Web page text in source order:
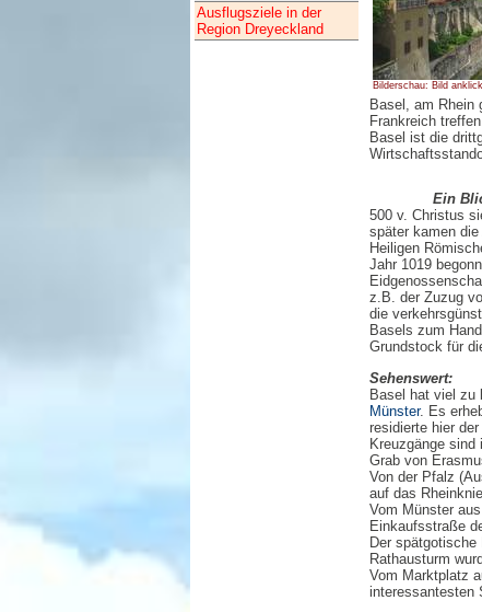
Ausflugsziele in der
Region Dreyeckland
Bilderschau: Bild
Basel, am Rhein
Frankreich treffen.
Basel ist die
Ein
500 v. Christus
später kamen
Heiligen
Jahr 1019
z.B. der Zuzug
die
Basels zum
Grundstock für
Sehenswert:
Basel hat viel zu
Münster. Es
residierte hier
Kreuzgänge
Grab von
Von der Pfalz
auf das
Vom Münster
Einkaufsstraße
Der
Rathausturm
Vom Marktplatz
interessantesten